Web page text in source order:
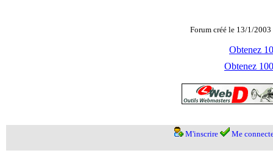
Forum créé le 13/1/
Obtenez
Obtenez
M'inscrire Me